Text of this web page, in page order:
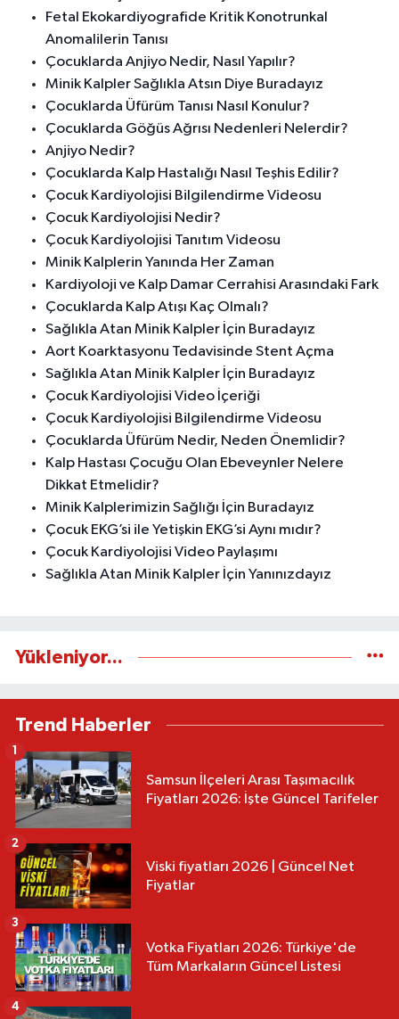
Fetal Ekokardiyografide Kritik Konotrunkal
Anomalilerin Tanısı
Çocuklarda Anjiyo Nedir, Nasıl Yapılır?
Minik Kalpler Sağlıkla Atsın Diye Buradayız
Çocuklarda Üfürüm Tanısı Nasıl Konulur?
Çocuklarda Göğüs Ağrısı Nedenleri Nelerdir?
Anjiyo Nedir?
Çocuklarda Kalp Hastalığı Nasıl Teşhis Edilir?
Çocuk Kardiyolojisi Bilgilendirme Videosu
Çocuk Kardiyolojisi Nedir?
Çocuk Kardiyolojisi Tanıtım Videosu
Minik Kalplerin Yanında Her Zaman
Kardiyoloji ve Kalp Damar Cerrahisi Arasındaki Fark
Çocuklarda Kalp Atışı Kaç Olmalı?
Sağlıkla Atan Minik Kalpler İçin Buradayız
Aort Koarktasyonu Tedavisinde Stent Açma
Sağlıkla Atan Minik Kalpler İçin Buradayız
Çocuk Kardiyolojisi Video İçeriği
Çocuk Kardiyolojisi Bilgilendirme Videosu
Çocuklarda Üfürüm Nedir, Neden Önemlidir?
Kalp Hastası Çocuğu Olan Ebeveynler Nelere
Dikkat Etmelidir?
Minik Kalplerimizin Sağlığı İçin Buradayız
Çocuk EKG’si ile Yetişkin EKG’si Aynı mıdır?
Çocuk Kardiyolojisi Video Paylaşımı
Sağlıkla Atan Minik Kalpler İçin Yanınızdayız
Yükleniyor...
Trend Haberler
Samsun İlçeleri Arası Taşımacılık
Fiyatları 2026: İşte Güncel Tarifeler
1
Viski fiyatları 2026 | Güncel Net
Fiyatlar
2
Votka Fiyatları 2026: Türkiye'de
Tüm Markaların Güncel Listesi
3
4